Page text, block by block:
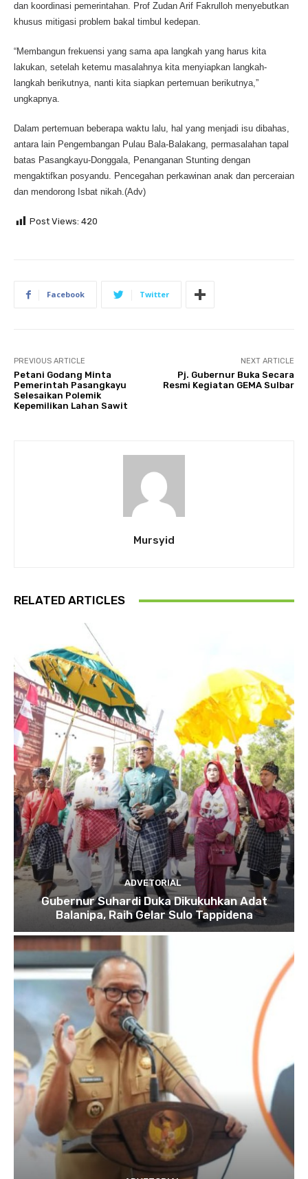
dan koordinasi pemerintahan. Prof Zudan Arif Fakrulloh menyebutkan
khusus mitigasi problem bakal timbul kedepan.
“Membangun frekuensi yang sama apa langkah yang harus kita
lakukan, setelah ketemu masalahnya kita menyiapkan langkah-
langkah berikutnya, nanti kita siapkan pertemuan berikutnya,”
ungkapnya.
Dalam pertemuan beberapa waktu lalu, hal yang menjadi isu dibahas,
antara lain Pengembangan Pulau Bala-Balakang, permasalahan tapal
batas Pasangkayu-Donggala, Penanganan Stunting dengan
mengaktifkan posyandu. Pencegahan perkawinan anak dan perceraian
dan mendorong Isbat nikah.(Adv)
Post Views: 420
Facebook Twitter
PREVIOUS ARTICLE
Petani Godang Minta
Pemerintah Pasangkayu
Selesaikan Polemik
Kepemilikan Lahan Sawit
NEXT ARTICLE
Pj. Gubernur Buka Secara
Resmi Kegiatan GEMA Sulbar
Mursyid
RELATED ARTICLES
ADVETORIAL
Gubernur Suhardi Duka Dikukuhkan Adat
Balanipa, Raih Gelar Sulo Tappidena